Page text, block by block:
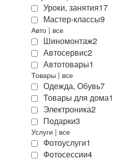
Уроки, занятия17
Мастер-классы9
Авто | все
Шиномонтаж2
Автосервис2
Автотовары1
Товары | все
Одежда, Обувь7
Товары для дома1
Электроника2
Подарки3
Услуги | все
Фотоуслуги1
Фотосессии4